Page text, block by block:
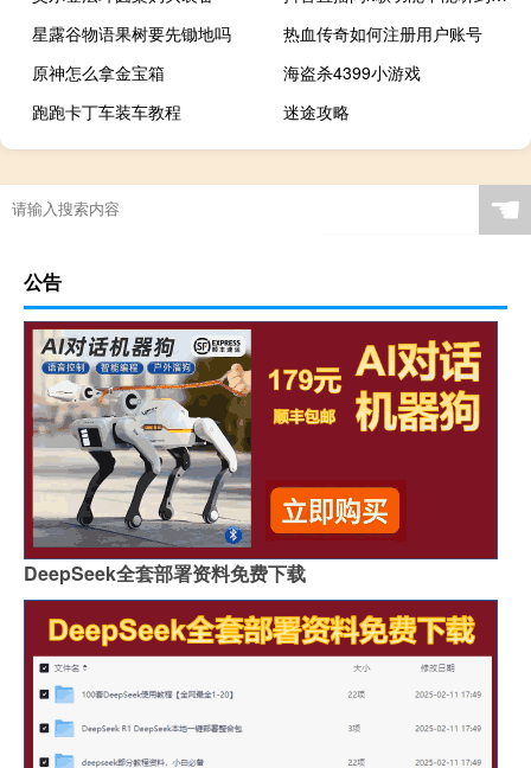
星露谷物语果树要先锄地吗
热血传奇如何注册用户账号
原神怎么拿金宝箱
海盗杀4399小游戏
跑跑卡丁车装车教程
迷途攻略
☚
公告
DeepSeek全套部署资料免费下载